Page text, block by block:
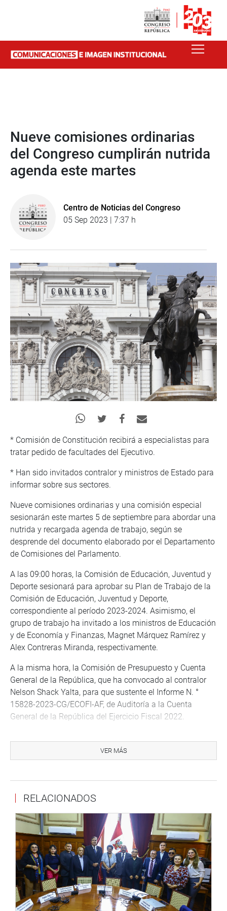
Nueve comisiones ordinarias
del Congreso cumplirán nutrida
agenda este martes
Centro de Noticias del Congreso
05 Sep 2023 | 7:37 h
* Comisión de Constitución recibirá a especialistas para
tratar pedido de facultades del Ejecutivo.
* Han sido invitados contralor y ministros de Estado para
informar sobre sus sectores.
Nueve comisiones ordinarias y una comisión especial
sesionarán este martes 5 de septiembre para abordar una
nutrida y recargada agenda de trabajo, según se
desprende del documento elaborado por el Departamento
de Comisiones del Parlamento.
A las 09:00 horas, la Comisión de Educación, Juventud y
Deporte sesionará para aprobar su Plan de Trabajo de la
Comisión de Educación, Juventud y Deporte,
correspondiente al período 2023-2024. Asimismo, el
grupo de trabajo ha invitado a los ministros de Educación
y de Economía y Finanzas, Magnet Márquez Ramírez y
Alex Contreras Miranda, respectivamente.
A la misma hora, la Comisión de Presupuesto y Cuenta
General de la República, que ha convocado al contralor
Nelson Shack Yalta, para que sustente el Informe N. °
15828-2023-CG/ECOFI-AF, de Auditoría a la Cuenta
General de la República del Ejercicio Fiscal 2022.
sustentación de proyectos de ley para el mejoramiento de
los sistemas de agua potable y alcantarillado; creación de
territorio nacional, en el marco del fortalecimiento de la
Presupuesto
A las 9 de la mañana también sesionará la Comisión de
Constitución y Reglamento para recibir la exposición de
especialistas respecto del proyecto de ley 5632/2023-PE,
que tiene por objeto delegar en el Poder Ejecutivo la
facultad de legislar en materias de seguridad ciudadana,
VER MÁS
RELACIONADOS